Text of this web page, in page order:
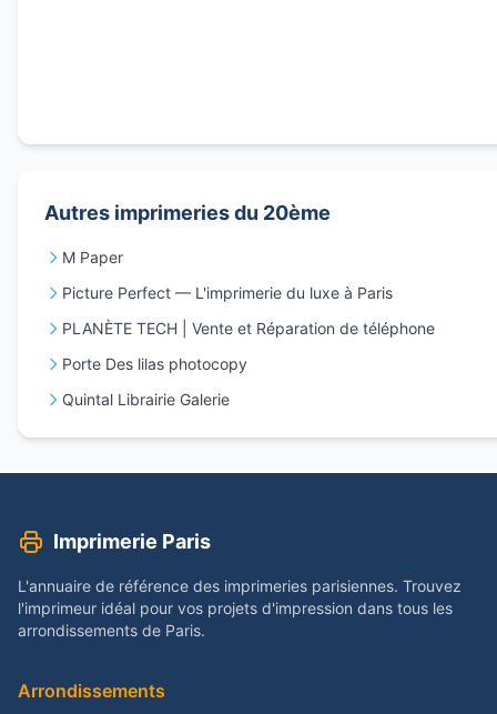
Autres imprimeries du 20ème
M Paper
Picture Perfect — L'imprimerie du luxe à Paris
PLANÈTE TECH | Vente et Réparation de téléphone
Porte Des lilas photocopy
Quintal Librairie Galerie
Imprimerie Paris
L'annuaire de référence des imprimeries parisiennes. Trouvez
l'imprimeur idéal pour vos projets d'impression dans tous les
arrondissements de Paris.
Arrondissements